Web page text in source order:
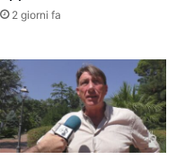
2 giorni fa